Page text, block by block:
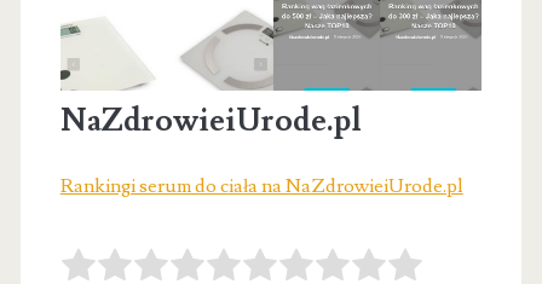
NaZdrowieiUrode.pl
Rankingi serum do ciała na NaZdrowieiUrode.pl